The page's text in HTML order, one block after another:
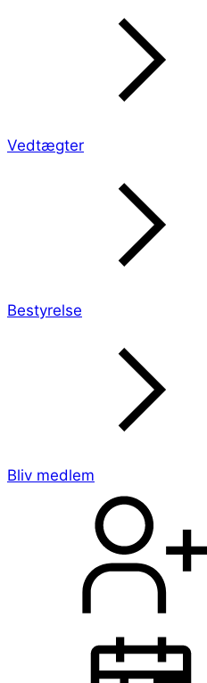
Vedtægter
Bestyrelse
Bliv medlem